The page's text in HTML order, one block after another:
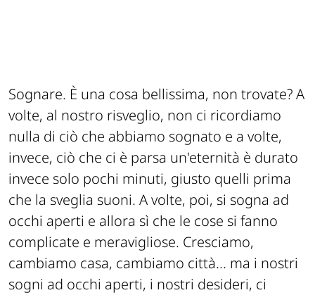
Sognare. È una cosa bellissima, non trovate? A
volte, al nostro risveglio, non ci ricordiamo
nulla di ciò che abbiamo sognato e a volte,
invece, ciò che ci è parsa un'eternità è durato
invece solo pochi minuti, giusto quelli prima
che la sveglia suoni. A volte, poi, si sogna ad
occhi aperti e allora sì che le cose si fanno
complicate e meravigliose. Cresciamo,
cambiamo casa, cambiamo città... ma i nostri
sogni ad occhi aperti, i nostri desideri, ci